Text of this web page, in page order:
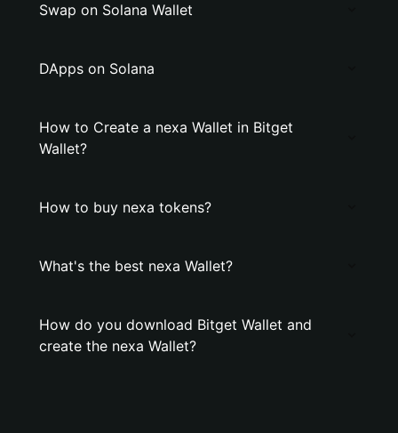
Swap on Solana Wallet
DApps on Solana
How to Create a nexa Wallet in Bitget
Wallet?
How to buy nexa tokens?
What's the best nexa Wallet?
How do you download Bitget Wallet and
create the nexa Wallet?